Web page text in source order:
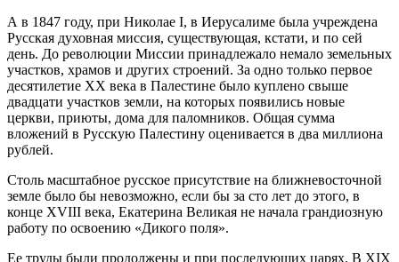
А в 1847 году, при Николае I, в Иерусалиме была учреждена
Русская духовная миссия, существующая, кстати, и по сей
день. До революции Миссии принадлежало немало земельных
участков, храмов и других строений. За одно только первое
десятилетие XX века в Палестине было куплено свыше
двадцати участков земли, на которых появились новые
церкви, приюты, дома для паломников. Общая сумма
вложений в Русскую Палестину оценивается в два миллиона
рублей.
Столь масштабное русское присутствие на ближневосточной
земле было бы невозможно, если бы за сто лет до этого, в
конце XVIII века, Екатерина Великая не начала грандиозную
работу по освоению «Дикого поля».
Ее труды были продолжены и при последующих царях. В XIX